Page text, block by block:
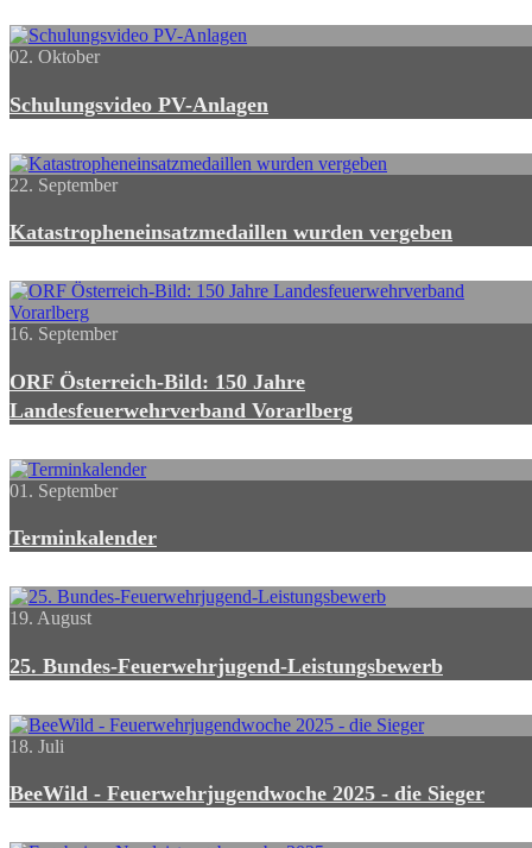
02. Oktober
Schulungsvideo PV-Anlagen
22. September
Katastropheneinsatzmedaillen wurden vergeben
16. September
ORF Österreich-Bild: 150 Jahre
Landesfeuerwehrverband Vorarlberg
01. September
Terminkalender
19. August
25. Bundes-Feuerwehrjugend-Leistungsbewerb
18. Juli
BeeWild - Feuerwehrjugendwoche 2025 - die Sieger